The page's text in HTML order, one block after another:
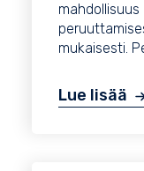
mukaisesti.
Lue lisää